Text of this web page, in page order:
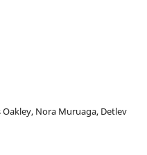
Oakley, Nora Muruaga, Detlev